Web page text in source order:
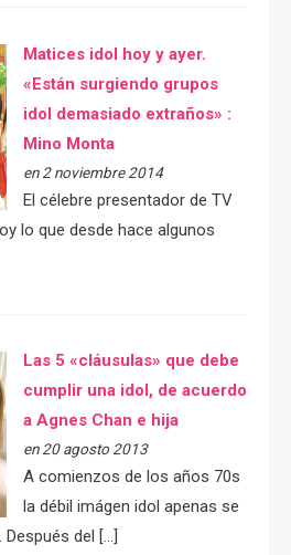
Matices idol hoy y ayer.
«Están surgiendo grupos
idol demasiado extraños» :
Mino Monta
en 2 noviembre 2014
El célebre presentador de TV
lo que desde hace algunos
Las 5 «cláusulas» que debe
cumplir una idol, de acuerdo
a Agnes Chan e hija
en 20 agosto 2013
A comienzos de los años 70s
la débil imágen idol apenas se
del […]